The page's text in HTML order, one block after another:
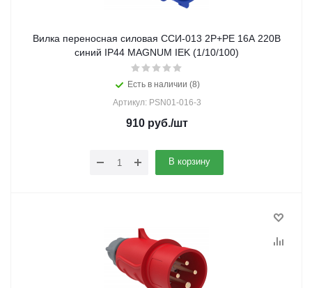
Вилка переносная силовая ССИ-013 2Р+РЕ 16А 220В
синий IP44 MAGNUM IEK (1/10/100)
Есть в наличии (8)
Артикул: PSN01-016-3
910руб./шт
В корзину